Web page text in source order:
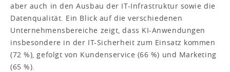
aber auch in den Ausbau der IT-Infrastruktur sowie die
Datenqualität. Ein Blick auf die verschiedenen
Unternehmensbereiche zeigt, dass KI-Anwendungen
insbesondere in der IT-Sicherheit zum Einsatz kommen
(72 %), gefolgt von Kundenservice (66 %) und Marketing
(65 %).